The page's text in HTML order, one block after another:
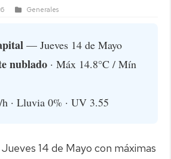
Generales
— Jueves 14 de Mayo
nublado · Máx 14.8°C / Mín
· Lluvia 0% · UV 3.55
14 de Mayo con máximas